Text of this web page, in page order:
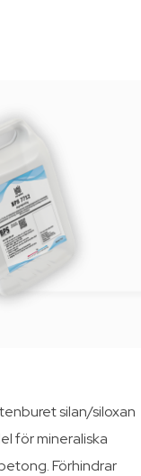
silan/siloxan
för mineraliska
Förhindrar